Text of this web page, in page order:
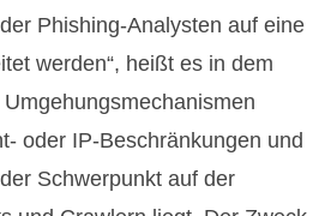
Phishing-Analysten auf eine
werden“, heißt es in dem
oder IP-Beschränkungen und
Schwerpunkt auf der